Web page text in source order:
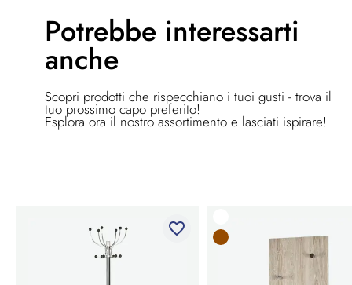
Potrebbe interessarti
anche
Scopri prodotti che rispecchiano i tuoi gusti - trova il
tuo prossimo capo preferito!
Esplora ora il nostro assortimento e lasciati ispirare!
favorite_border